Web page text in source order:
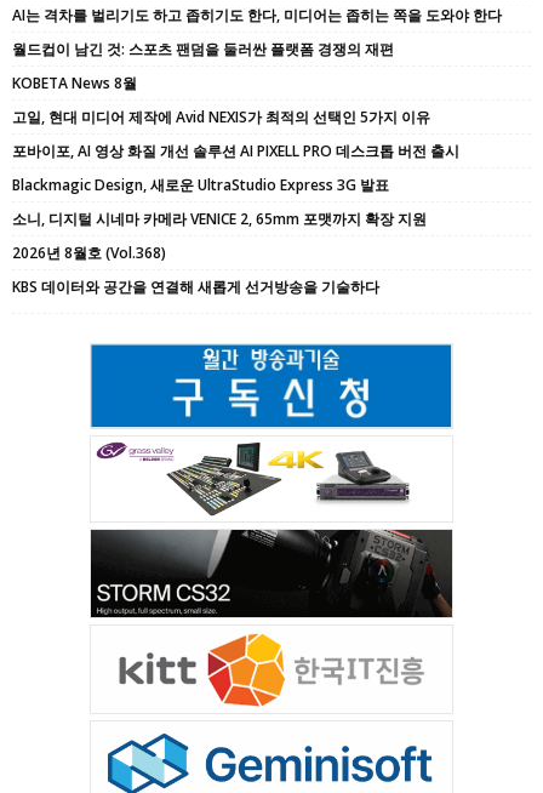
AI는 격차를 벌리기도 하고 좁히기도 한다, 미디어는 좁히는 쪽을 도와야 한다
월드컵이 남긴 것: 스포츠 팬덤을 둘러싼 플랫폼 경쟁의 재편
KOBETA News 8월
고일, 현대 미디어 제작에 Avid NEXIS가 최적의 선택인 5가지 이유
포바이포, AI 영상 화질 개선 솔루션 AI PIXELL PRO 데스크톱 버전 출시
Blackmagic Design, 새로운 UltraStudio Express 3G 발표
소니, 디지털 시네마 카메라 VENICE 2, 65mm 포맷까지 확장 지원
2026년 8월호 (Vol.368)
KBS 데이터와 공간을 연결해 새롭게 선거방송을 기술하다